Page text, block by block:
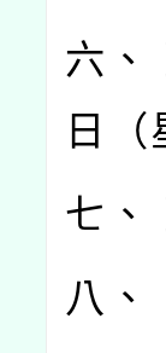
六、
日（
七、
八、